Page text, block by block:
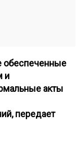
обеспеченные
и
акты
передает